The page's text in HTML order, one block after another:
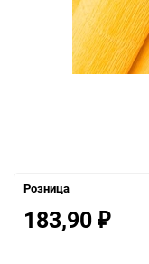
Розница
183,90 ₽